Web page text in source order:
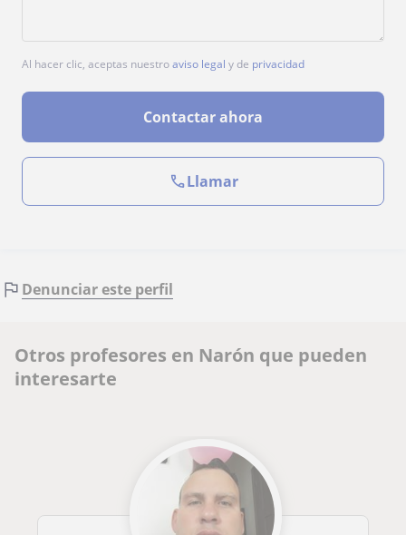
Al hacer clic, aceptas nuestroaviso legal y de privacidad
Contactar ahora
Llamar
Denunciar este perfil
Otros profesores en Narón que pueden
interesarte